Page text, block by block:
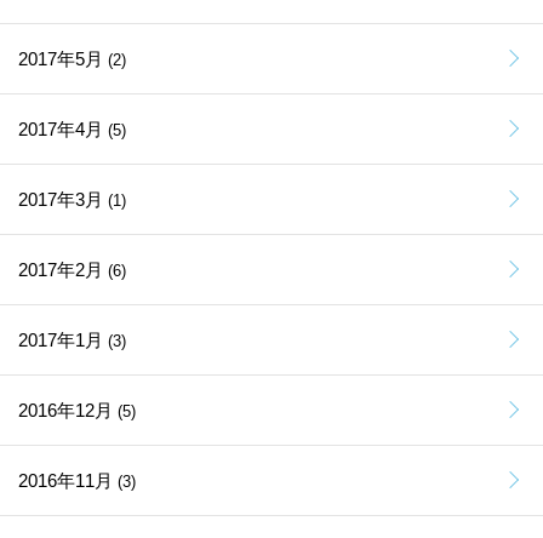
2017年5月 (2)
2017年4月 (5)
2017年3月 (1)
2017年2月 (6)
2017年1月 (3)
2016年12月 (5)
2016年11月 (3)